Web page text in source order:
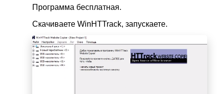
Программа бесплатная.
Скачиваете WinHTTrack, запускаете.